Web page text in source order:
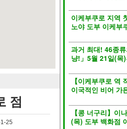
점
25
이케부쿠로 지역
노야 도부 이케부
과거 최대! 46종
냥!」5월 21일(목
【이케부쿠로 역
이국적인 비어 가
【콩 너구리】이
(목) 도부 백화점